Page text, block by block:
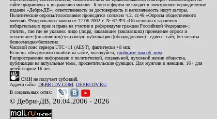
сайте приравнены к выражению мнения. Блоги и форум не входят в электронное периодическое
издание «Дебри-ДВ», ответственность за достоверность и наполняемость несут авторы.
Политические опросы/голосования проводятся согласно ч.2. ст.46 «Опросы общественного
мнения» Федерального закона от 12.06.2002 г. № 67-ФЗ «Об основных гарантиях
избирательных прав и права на участие в референдуме граждан Российской Федерации»;
считать, там где не указано: лицо (лица), заказавшее (заказавших) проведение опроса и
оплатившее (оплативших) указанную публикацию (обнародование) - едино - сайт, без оплаты -
безвозмездно/бесплатно.
Часовой пояс сервера UTC+11 (AEST), фактически +8 мск.
Если вы обнаружили ошибки на сайте, пожалуйста, сообщите нам об этом
Распространение информации о политической, социальной, духовной жизни общества,
публикации на актуальные темы, просветительские функции. Для мужчин и женщин. 16+ для
детей старше 16 лет.
СМИ не получает субсидий.
Адреса сайта: DEBRI-DV.COM DEBRI-DV.RU
В социальных сетях:
© Дебри-ДВ, 20.04.2006 - 2026